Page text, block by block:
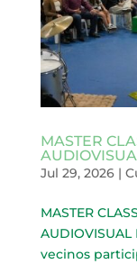
MASTER
Jul 29, 2026|
MASTER
vecinos